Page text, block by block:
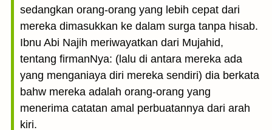
sedangkan orang-orang yang lebih cepat dari
mereka dimasukkan ke dalam surga tanpa hisab.
Ibnu Abi Najih meriwayatkan dari Mujahid,
tentang firmanNya: (lalu di antara mereka ada
yang menganiaya diri mereka sendiri) dia berkata
bahw mereka adalah orang-orang yang
menerima catatan amal perbuatannya dari arah
kiri.